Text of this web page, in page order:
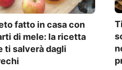
fatto in casa con
di mele: la ricetta
ti salverà dagli